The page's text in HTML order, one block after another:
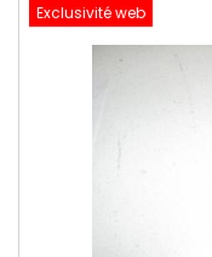
Exclusivité web